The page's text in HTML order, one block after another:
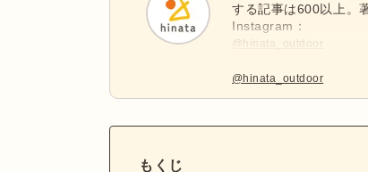
する記事は600以上。
Instagram：
@hinata_outdoor
@hinata_outdoor
もくじ